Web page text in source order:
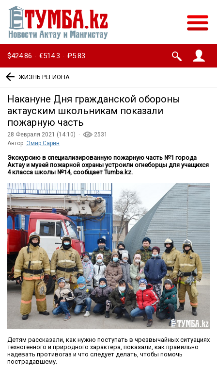
$424.86 · €514.3 · ₽5.83
ЖИЗНЬ РЕГИОНА
Накануне Дня гражданской обороны
актауским школьникам показали
пожарную часть
28 Февраля 2021 (14:10) ·
2531
Автор: Эмир Сарин
Экскурсию в специализированную пожарную часть №1 города
Актау и музей пожарной охраны устроили огнеборцы для учащихся
4 класса школы №14, сообщает Tumba.kz.
Детям рассказали, как нужно поступать в чрезвычайных ситуациях
техногенного и природного характера, показали, как правильно
надевать противогаз и что следует делать, чтобы помочь
пострадавшему.